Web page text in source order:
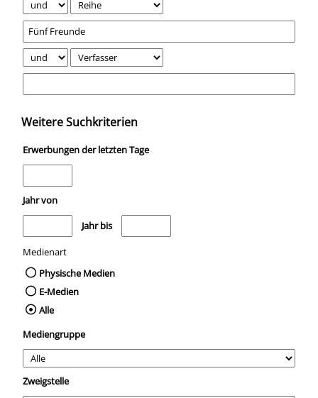
Weitere Suchkriterien
Erwerbungen der letzten Tage
Jahr von
Medien anzeigen, die nach dem Jahr veröffentlicht wurden
Jahr bis
Medienart
Physische Medien
E-Medien
Alle
Mediengruppe
Zweigstelle